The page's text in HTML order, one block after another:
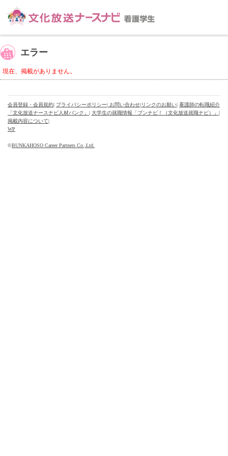
エラー
現在、掲載がありません。
会員登録・会員規約| プライバシーポリシー| お問い合わせ|リンクのお願い| 看護師の転職紹介
「文化放送ナースナビ人材バンク」 | 大学生の就職情報「ブンナビ！（文化放送就職ナビ）」 |
掲載内容について|
WP
©BUNKAHOSO Career Partners Co.,Ltd.